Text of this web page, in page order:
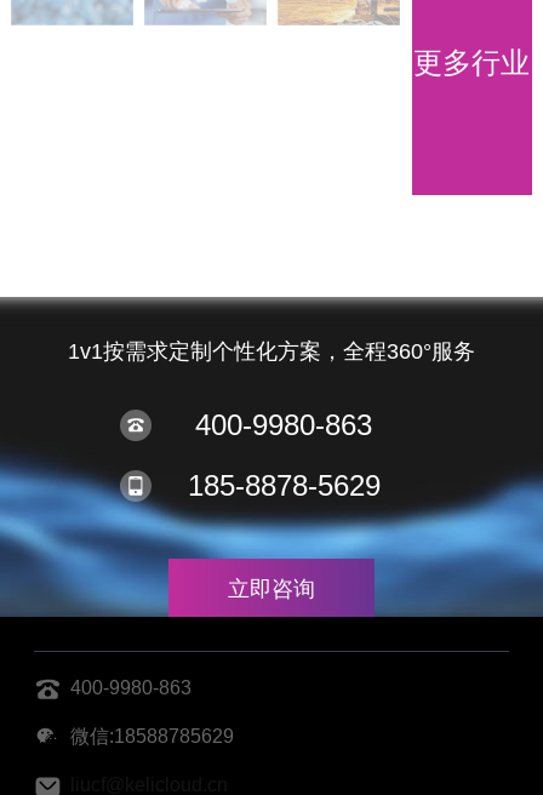
更多行业
1v1按需求定制个性化方案，全程360°服务
400-9980-863
185-8878-5629
立即咨询
400-9980-863
微信:18588785629